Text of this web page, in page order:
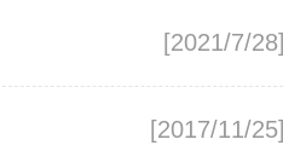
[2021/7/28]
[2017/11/25]